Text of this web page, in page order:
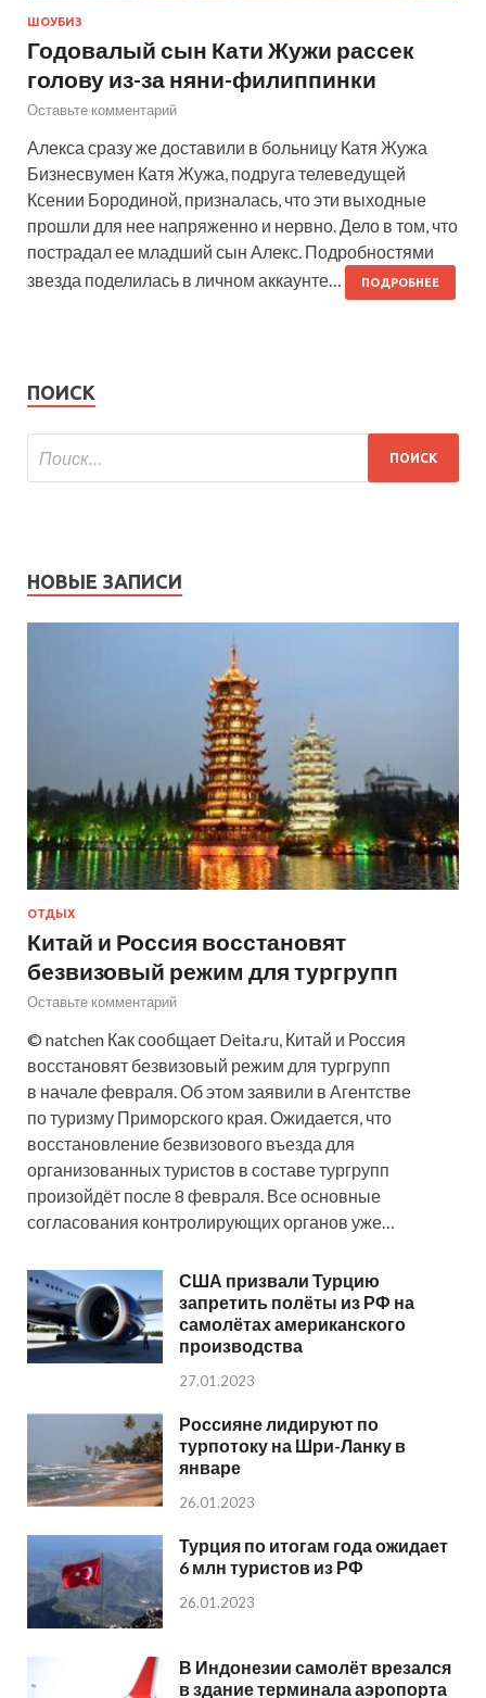
ШОУБИЗ
Годовалый сын Кати Жужи рассек
голову из-за няни-филиппинки
Оставьте комментарий
Алекса сразу же доставили в больницу Катя Жужа
Бизнесвумен Катя Жужа, подруга телеведущей
Ксении Бородиной, призналась, что эти выходные
прошли для нее напряженно и нервно. Дело в том, что
пострадал ее младший сын Алекс. Подробностями
звезда поделилась в личном аккаунте…
ПОДРОБНЕЕ
ПОИСК
НОВЫЕ ЗАПИСИ
ОТДЫХ
Китай и Россия восстановят
безвизовый режим для тургрупп
Оставьте комментарий
© natchen Как сообщает Deita.ru, Китай и Россия
восстановят безвизовый режим для тургрупп
в начале февраля. Об этом заявили в Агентстве
по туризму Приморского края. Ожидается, что
восстановление безвизового въезда для
организованных туристов в составе тургрупп
произойдёт после 8 февраля. Все основные
согласования контролирующих органов уже…
США призвали Турцию
запретить полёты из РФ на
самолётах американского
производства
27.01.2023
Россияне лидируют по
турпотоку на Шри-Ланку в
январе
26.01.2023
Турция по итогам года ожидает
6 млн туристов из РФ
26.01.2023
В Индонезии самолёт врезался
в здание терминала аэропорта